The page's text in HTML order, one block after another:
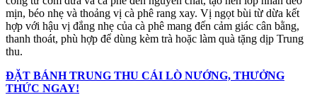
mịn, béo nhẹ và thoảng vị cà phê rang xay. Vị ngọt bùi từ dừa kết
hợp với hậu vị đắng nhẹ của cà phê mang đến cảm giác cân bằng,
thanh thoát, phù hợp để dùng kèm trà hoặc làm quà tặng dịp Trung
thu.
ĐẶT BÁNH TRUNG THU CÁI LÒ NƯỚNG, THƯỞNG
THỨC NGAY!